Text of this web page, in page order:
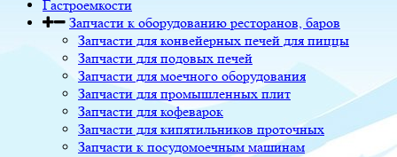
Гастроемкости
Запчасти к оборудованию ресторанов, баров
Запчасти для конвейерных печей для пиццы
Запчасти для подовых печей
Запчасти для моечного оборудования
Запчасти для промышленных плит
Запчасти для кофеварок
Запчасти для кипятильников проточных
Запчасти к посудомоечным машинам